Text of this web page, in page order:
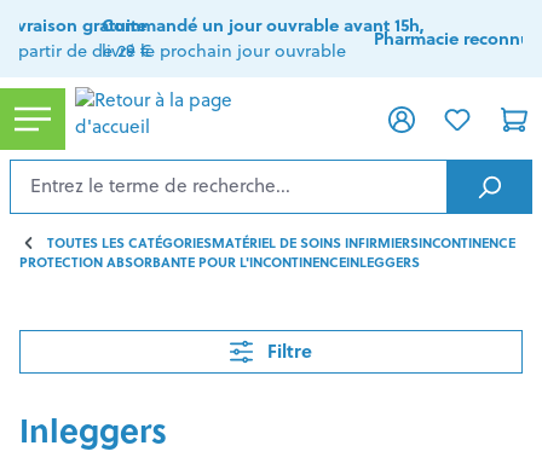
principal
Livraison gratuite
à partir de de 29 €
Commandé un jour ouvrable avant 15h,
livré le prochain jour ouvrable
Pharmacie reconnue
TOUTES LES CATÉGORIESMATÉRIEL DE SOINS INFIRMIERSINCONTINENCE
PROTECTION ABSORBANTE POUR L'INCONTINENCEINLEGGERS
Filtre
Inleggers